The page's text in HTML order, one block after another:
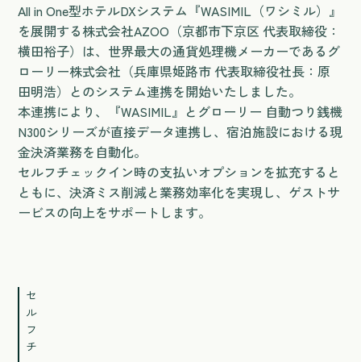
All in One型ホテルDXシステム『WASIMIL（ワシミル）』
を展開する株式会社AZOO（京都市下京区 代表取締役：
横田裕子）は、世界最大の通貨処理機メーカーであるグ
ローリー株式会社（兵庫県姫路市 代表取締役社長：原
田明浩）とのシステム連携を開始いたしました。
本連携により、『WASIMIL』とグローリー 自動つり銭機
N300シリーズが直接データ連携し、宿泊施設における現
金決済業務を自動化。
セルフチェックイン時の支払いオプションを拡充すると
ともに、決済ミス削減と業務効率化を実現し、ゲストサ
ービスの向上をサポートします。
セ
ル
フ
チ